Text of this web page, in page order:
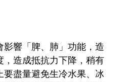
影響「脾、肺」功能，造
造成抵抗力下降，稍有
盡量避免生冷水果、冰